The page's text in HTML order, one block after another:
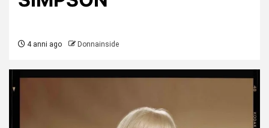
4 anni ago Donnainside